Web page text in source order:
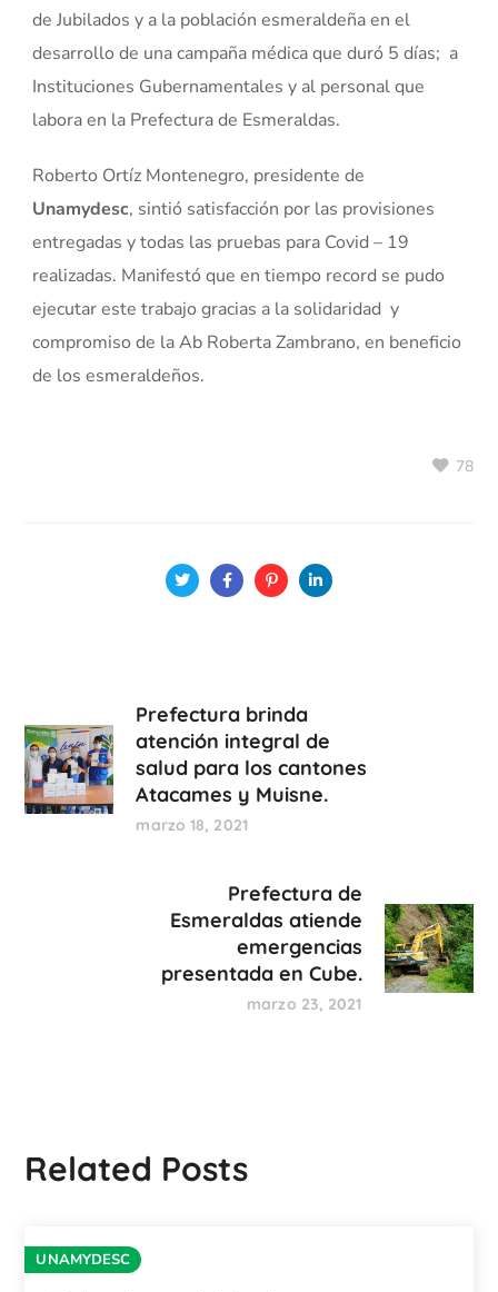
de Jubilados y a la población esmeraldeña en el
desarrollo de una campaña médica que duró 5 días; a
Instituciones Gubernamentales y al personal que
labora en la Prefectura de Esmeraldas.
Roberto Ortíz Montenegro, presidente de
Unamydesc, sintió satisfacción por las provisiones
entregadas y todas las pruebas para Covid – 19
realizadas. Manifestó que en tiempo record se pudo
ejecutar este trabajo gracias a la solidaridad y
compromiso de la Ab Roberta Zambrano, en beneficio
de los esmeraldeños.
78
Prefectura brinda
atención integral de
salud para los cantones
Atacames y Muisne.
marzo 18, 2021
Prefectura de
Esmeraldas atiende
emergencias
presentada en Cube.
marzo 23, 2021
Related Posts
UNAMYDESC